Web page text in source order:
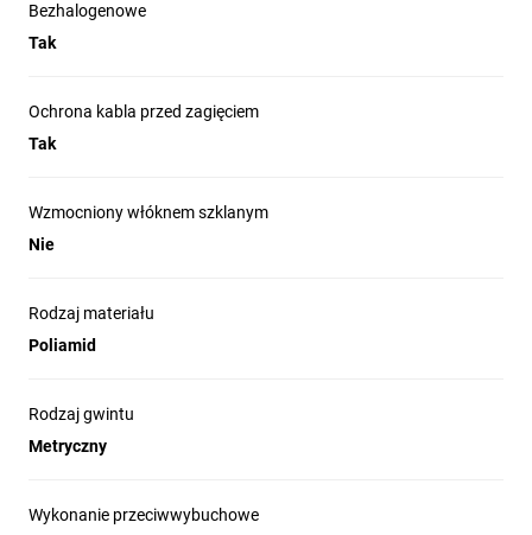
Bezhalogenowe
Tak
Ochrona kabla przed zagięciem
Tak
Wzmocniony włóknem szklanym
Nie
Rodzaj materiału
Poliamid
Rodzaj gwintu
Metryczny
Wykonanie przeciwwybuchowe